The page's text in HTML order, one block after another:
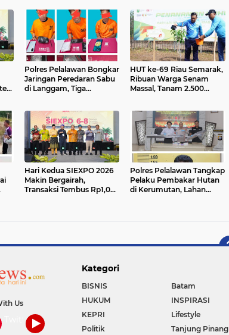
Polres Pelalawan Bongkar
Jaringan Peredaran Sabu
di Langgam, Tiga
HUT ke-69 Riau Semarak,
Ribuan Warga Senam
Massal, Tanam 2.500
Hari Kedua SIEXPO 2026
Makin Bergairah,
Transaksi Tembus Rp1,05
Polres Pelalawan Tangkap
Pelaku Pembakar Hutan
di Kerumutan, Lahan
Us
Twitter
Kategori
BISNIS Batam
HUKUM
INSPIRASI
KEPRI
Lifestyle
Politik
Tanjung Pinang